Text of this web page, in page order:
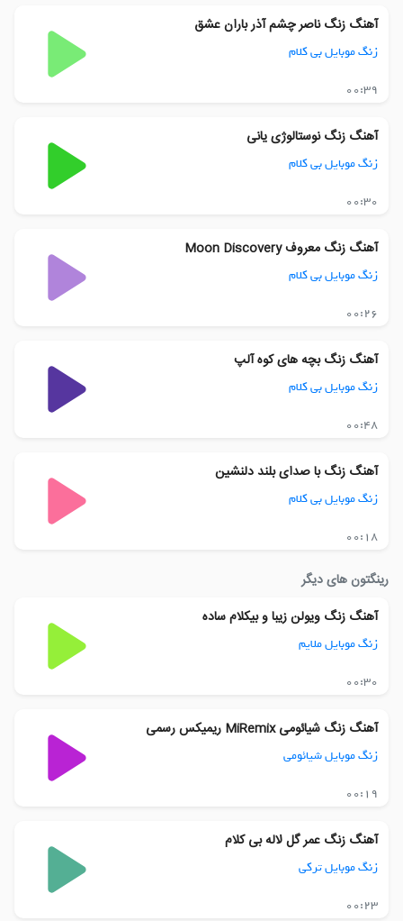
آهنگ زنگ ناصر چشم آذر باران عشق
زنگ موبایل بی کلام
00:39
آهنگ زنگ نوستالوژی یانی
زنگ موبایل بی کلام
00:30
آهنگ زنگ معروف Moon Discovery
زنگ موبایل بی کلام
00:26
آهنگ زنگ بچه های کوه آلپ
زنگ موبایل بی کلام
00:48
آهنگ زنگ با صدای بلند دلنشین
زنگ موبایل بی کلام
00:18
رینگتون های دیگر
آهنگ زنگ ویولن زیبا و بیکلام ساده
زنگ موبایل ملایم
00:30
آهنگ زنگ شیائومی MiRemix ریمیکس رسمی
زنگ موبایل شیائومی
00:19
آهنگ زنگ عمر گل لاله بی کلام
زنگ موبایل ترکی
00:23